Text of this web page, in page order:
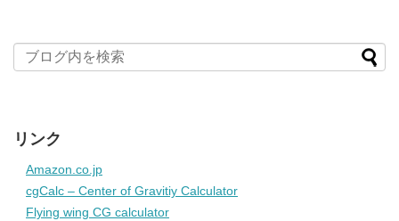
リンク
Amazon.co.jp
cgCalc – Center of Gravitiy Calculator
Flying wing CG calculator